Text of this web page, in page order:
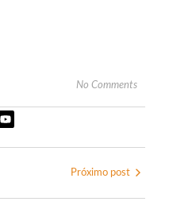
No Comments
Próximo post